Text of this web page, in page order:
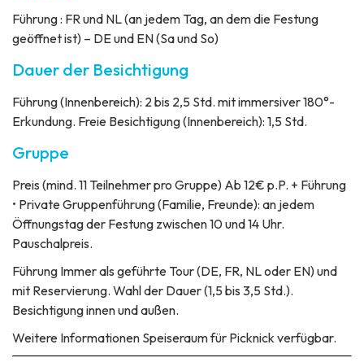
Führung : FR und NL (an jedem Tag, an dem die Festung
geöffnet ist) – DE und EN (Sa und So)
Dauer der Besichtigung
Führung (Innenbereich): 2 bis 2,5 Std. mit immersiver 180°-
Erkundung. Freie Besichtigung (Innenbereich): 1,5 Std.
Gruppe
Preis (mind. 11 Teilnehmer pro Gruppe) Ab 12€ p.P. + Führung
• Private Gruppenführung (Familie, Freunde): an jedem
Öffnungstag der Festung zwischen 10 und 14 Uhr.
Pauschalpreis.
Führung Immer als geführte Tour (DE, FR, NL oder EN) und
mit Reservierung. Wahl der Dauer (1,5 bis 3,5 Std.).
Besichtigung innen und außen.
Weitere Informationen Speiseraum für Picknick verfügbar.